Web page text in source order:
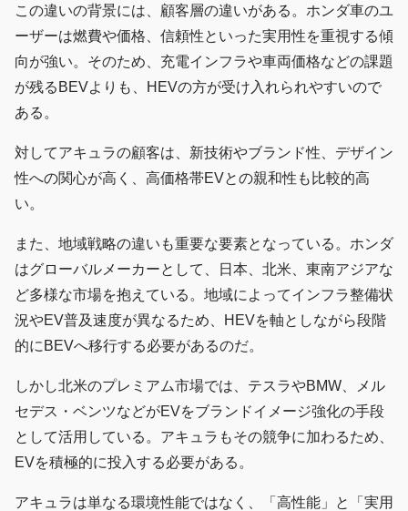
この違いの背景には、顧客層の違いがある。ホンダ車のユ
ーザーは燃費や価格、信頼性といった実用性を重視する傾
向が強い。そのため、充電インフラや車両価格などの課題
が残るBEVよりも、HEVの方が受け入れられやすいので
ある。
対してアキュラの顧客は、新技術やブランド性、デザイン
性への関心が高く、高価格帯EVとの親和性も比較的高
い。
また、地域戦略の違いも重要な要素となっている。ホンダ
はグローバルメーカーとして、日本、北米、東南アジアな
ど多様な市場を抱えている。地域によってインフラ整備状
況やEV普及速度が異なるため、HEVを軸としながら段階
的にBEVへ移行する必要があるのだ。
しかし北米のプレミアム市場では、テスラやBMW、メル
セデス・ベンツなどがEVをブランドイメージ強化の手段
として活用している。アキュラもその競争に加わるため、
EVを積極的に投入する必要がある。
アキュラは単なる環境性能ではなく、「高性能」と「実用